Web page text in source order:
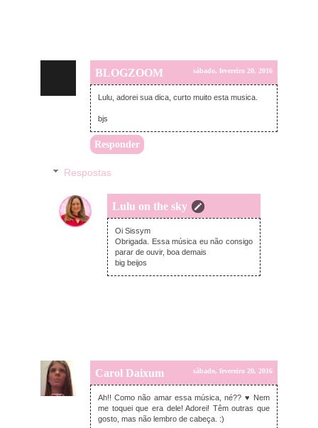
BLOGZOOM sábado, fevereiro 20, 2016
Lulu, adorei sua dica, curto muito esta musica.
bjs
Responder
Respostas
Lulu on the sky
domingo, fevereiro 21, 2016
Oi Sissym
Obrigada. Essa música eu não consigo
parar de ouvir, boa demais
big beijos
Carol Daixum sábado, fevereiro 20, 2016
Ah!! Como não amar essa música, né?? ♥ Nem
me toquei que era dele! Adorei! Têm outras que
gosto, mas não lembro de cabeça. :)